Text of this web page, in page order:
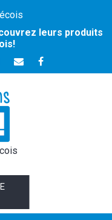
leurs produits